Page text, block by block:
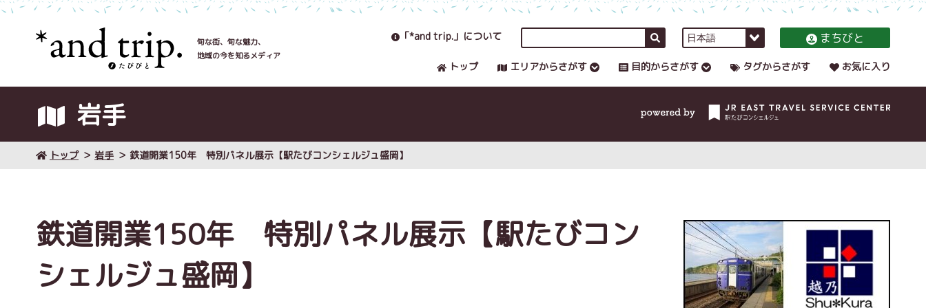
旬な街、旬な魅力、
地域の今を知るメディア
「*and trip.」について まちびと
トップ エリアからさがす 目的からさがす タグからさがす お気に入り
岩手
トップ 岩手 鉄道開業150年 特別パネル展示【駅たびコンシェルジュ盛岡】
鉄道開業150年 特別パネル展示【駅たびコン
シェルジュ盛岡】